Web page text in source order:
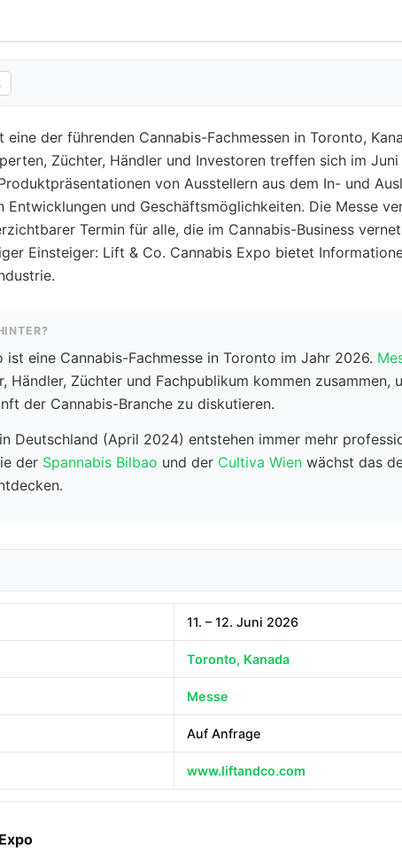
eine der führenden Cannabis-Fachmessen in Toronto,
Züchter, Händler und Investoren treffen sich im
von Ausstellern aus dem In- und
Entwicklungen und Geschäftsmöglichkeiten. Die Messe
Termin für alle, die im Cannabis-Business
Einsteiger: Lift & Co. Cannabis Expo bietet
ist eine Cannabis-Fachmesse in Toronto im Jahr 2026.
Händler, Züchter und Fachpublikum kommen
der Cannabis-Branche zu diskutieren.
Deutschland (April 2024) entstehen immer mehr
der Spannabis Bilbao und der Cultiva Wien wächst das
11. – 12. Juni 2026
Toronto, Kanada
Messe
Auf Anfrage
www.liftandco.com